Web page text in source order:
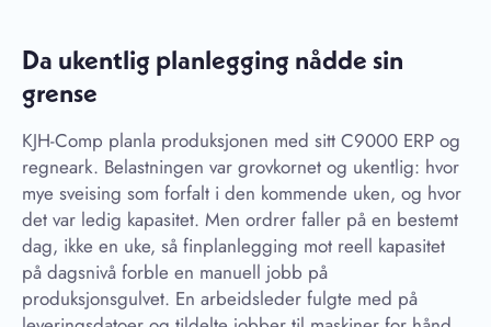
Da ukentlig planlegging nådde sin
grense
KJH-Comp planla produksjonen med sitt C9000 ERP og
regneark. Belastningen var grovkornet og ukentlig: hvor
mye sveising som forfalt i den kommende uken, og hvor
det var ledig kapasitet. Men ordrer faller på en bestemt
dag, ikke en uke, så finplanlegging mot reell kapasitet
på dagsnivå forble en manuell jobb på
produksjonsgulvet. En arbeidsleder fulgte med på